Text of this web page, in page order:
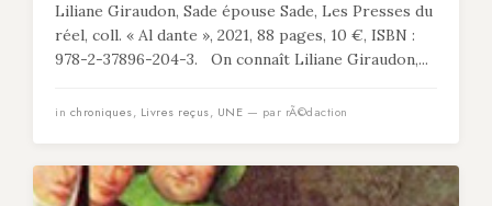
Liliane Giraudon, Sade épouse Sade, Les Presses du
réel, coll. « Al dante », 2021, 88 pages, 10 €, ISBN :
978-2-37896-204-3. On connaît Liliane Giraudon,...
in chroniques, Livres reçus, UNE — par rÃ©daction